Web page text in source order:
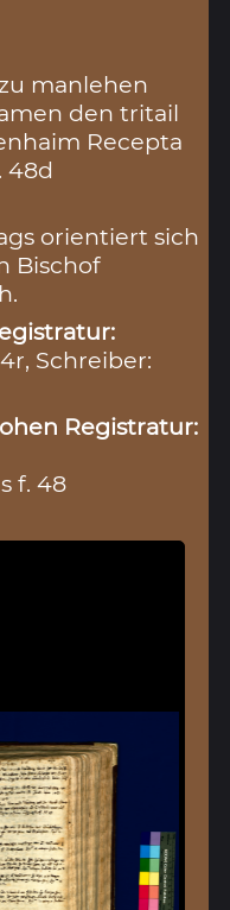
manlehen
den tritail
Recepta
48d
orientiert sich
Bischof
Schreiber:
Registratur:
f. 48